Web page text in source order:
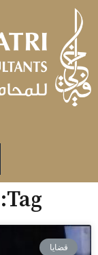
تخطي
المحتوى
Tag: الشراكة التجارية
قضايا